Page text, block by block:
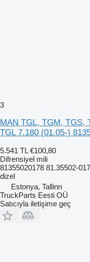
3
MAN TGL, TGM, TGS,
TGL 7.180 (01.05-)
5.541 TL €100,80
Difrensiyel mili
81355020178 81.35502-
dizel
Estonya, Tallinn
TruckParts Eesti OÜ
Satıcıyla iletişime geç